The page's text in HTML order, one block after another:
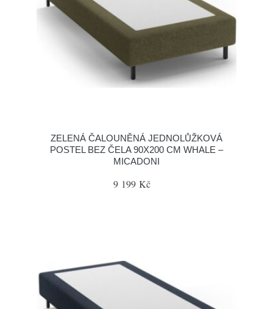
ZELENÁ ČALOUNĚNÁ JEDNOLŮŽKOVÁ
POSTEL BEZ ČELA 90X200 CM WHALE –
MICADONI
9 199 Kč